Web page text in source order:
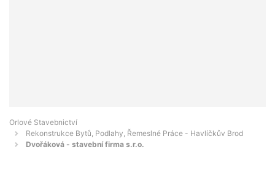
Orlové Stavebnictví
Rekonstrukce Bytů, Podlahy, Řemeslné Práce - Havlíčkův Brod
Dvořáková - stavební firma s.r.o.